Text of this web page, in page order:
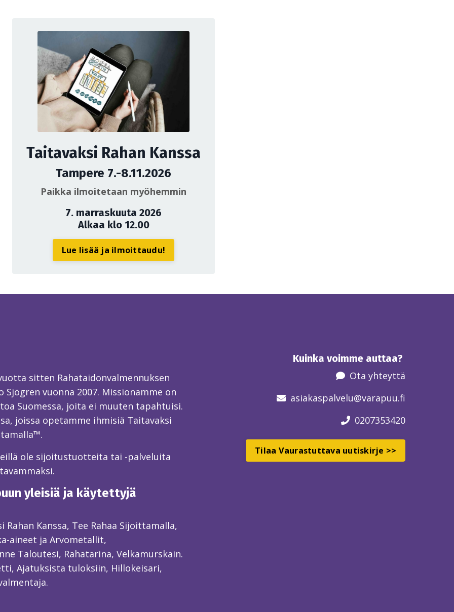
Taitavaksi Rahan Kanssa
Tampere 7.-8.11.2026
Paikka ilmoitetaan myöhemmin
7. marraskuuta 2026
Alkaa klo 12.00
Lue lisää ja ilmoittaudu!
sitten Rahataidonvalmennuksen
vuonna 2007. Missionamme on
Suomessa, joita ei muuten tapahtuisi.
joissa opetamme ihmisiä Taitavaksi
ole sijoitustuotteita tai -palveluita
yleisiä ja käytettyjä
Kanssa, Tee Rahaa Sijoittamalla,
aineet ja Arvometallit,
Taloutesi, Rahatarina, Velkamurskain.
Ajatuksista tuloksiin, Hillokeisari,
Kuinka voimme auttaa?
Ota yhteyttä
asiakaspalvelu@varapuu.fi
0207353420
Tilaa Vaurastuttava uutiskirje >>